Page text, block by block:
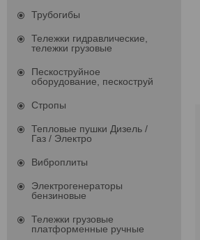
Трубогибы
Тележки гидравлические,
тележки грузовые
Пескоструйное
оборудование, пескоструй
Стропы
Тепловые пушки Дизель /
Газ / Электро
Виброплиты
Электрогенераторы
бензиновые
Тележки грузовые
платформенные ручные